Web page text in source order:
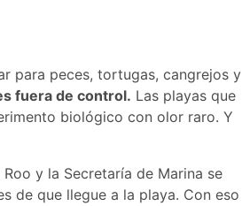
para peces, tortugas, cangrejos y
fuera de control. Las playas que
biológico con olor raro. Y
y la Secretaría de Marina se
de que llegue a la playa. Con eso